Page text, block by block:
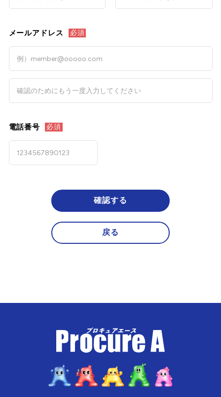
メールアドレス 必須
電話番号 必須
戻る
確認する